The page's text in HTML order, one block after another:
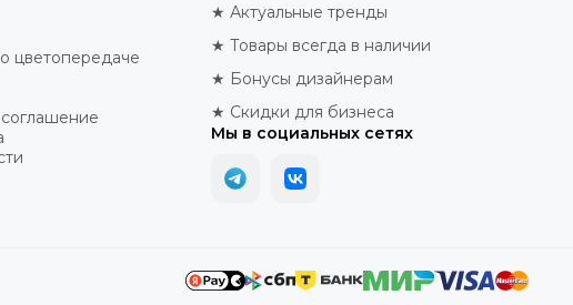
цветопередаче
★ Актуальные тренды
★ Товары всегда в наличии
★ Бонусы дизайнерам
★ Скидки для бизнеса
Мы в социальных сетях